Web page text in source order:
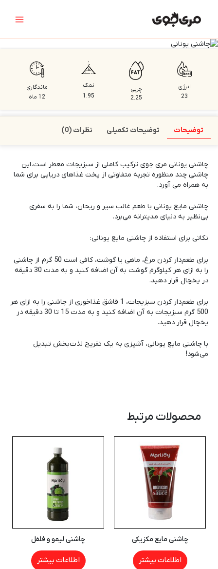
Menu
انرژی
23
چربی
2.25
نمک
1.95
ماندگاری
12 ماه
توضیحات توضیحات تکمیلی نظرات (0)
چاشنی یونانی مری جوی ترکیب کاملی از سبزیجات معطر است.این
چاشنی چند منظوره تجربه متفاوتی از پخت غذاهای دریایی برای شما
به همراه می آورد.
چاشنی مایع یونانی با طعم غالب سیر و ریحان، شما را به سفری
بی‌نظیر به دنیای مدیترانه می‌برد.
نکاتی برای استفاده از چاشنی مایع یونانی:
برای طعم‌دار کردن مرغ، ماهی یا گوشت، کافی است 50 گرم از چاشنی
را به ازای هر کیلوگرم گوشت به آن اضافه کنید و به مدت 30 دقیقه
در یخچال قرار دهید.
برای طعم‌دار کردن سبزیجات، 1 قاشق غذاخوری از چاشنی را به ازای هر
500 گرم سبزیجات به آن اضافه کنید و به مدت 15 تا 30 دقیقه در
یخچال قرار دهید.
با چاشنی مایع یونانی، آشپزی به یک تفریح لذت‌بخش تبدیل
می‌شود!
محصولات مرتبط
چاشنی مایع مکزیکی
اطلاعات بیشتر
چاشنی لیمو و فلفل
اطلاعات بیشتر